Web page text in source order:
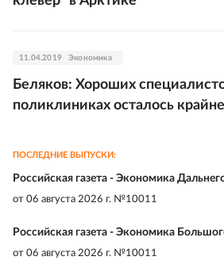
11.04.2019 Экономика
Беляков: Хороших
поликлиниках осталось
ПОСЛЕДНИЕ ВЫПУСКИ:
Российская газета - Экономика
от 06 августа 2026 г. №10011
Российская газета - Экономика
от 06 августа 2026 г. №10011